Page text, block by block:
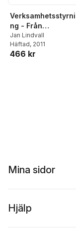
Verksamhetsstyrni
ng - Från
ekonomistyrning till
modern
verksamhetsstyrnin
Jan Lindvall
Häftad, 2011
466 kr
Mina sidor
Hjälp